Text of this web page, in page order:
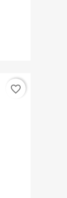
favorite_border